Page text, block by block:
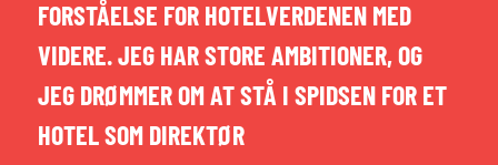
FORSTÅELSE FOR HOTELVERDENEN MED
VIDERE. JEG HAR STORE AMBITIONER, OG
JEG DRØMMER OM AT STÅ I SPIDSEN FOR ET
HOTEL SOM DIREKTØR